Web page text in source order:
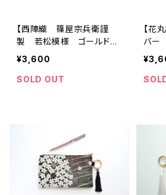
【西陣織 篠屋宗兵衛謹
製 若松模様 ゴールド
シルク帯リメイク バッグチ
ャーム型スクエアポーチ】メ
イクポーチ 旅行 誕生日
¥3,600
SOLD OUT
【花
バー
バッ
ー
誕生